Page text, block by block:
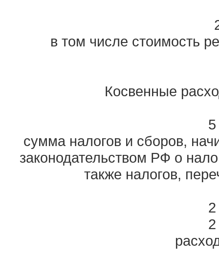
в том числе стоимость
Косвенные
сумма налогов и сборов,
законодательством РФ о
также налогов,